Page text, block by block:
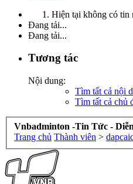
Hiện tại không có tin
Đang tải...
Đang tải...
Tương tác
Nội dung:
Tìm tất cả nội
Tìm tất cả chủ
Vnbadminton -Tin Tức -
Trang chủ Thành viên >